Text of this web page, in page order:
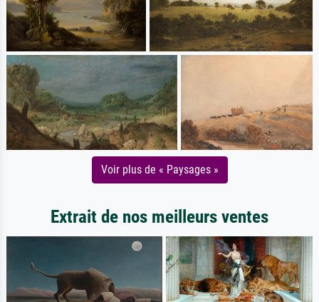
Voir plus de « Paysages »
Extrait de nos meilleurs ventes